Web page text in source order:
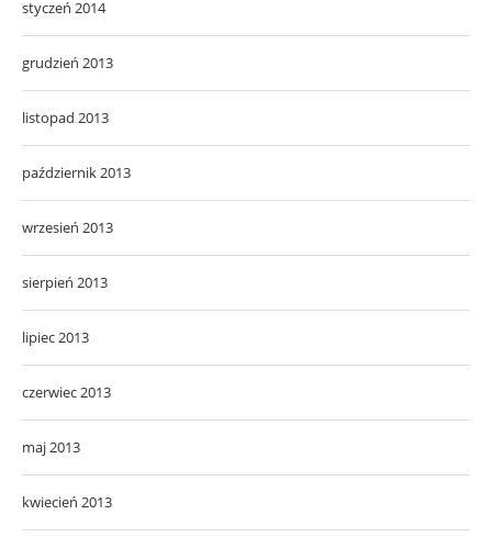
styczeń 2014
grudzień 2013
listopad 2013
październik 2013
wrzesień 2013
sierpień 2013
lipiec 2013
czerwiec 2013
maj 2013
kwiecień 2013